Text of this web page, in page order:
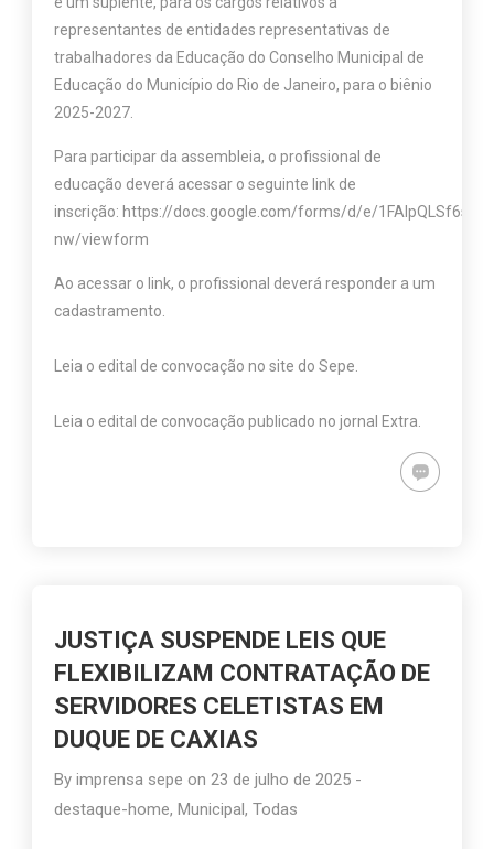
representantes de entidades representativas de
trabalhadores da Educação do Conselho Municipal de
Educação do Município do Rio de Janeiro, para o biênio
2025-2027.
Para participar da assembleia, o profissional de
educação deverá acessar o seguinte link de
inscrição: https://docs.google.com/forms/d/e/
nw/viewform
Ao acessar o link, o profissional deverá responder a um
cadastramento.
Leia o edital de convocação no site do Sepe.
Leia o edital de convocação publicado no jornal Extra.
JUSTIÇA SUSPENDE LEIS QUE
FLEXIBILIZAM CONTRATAÇÃO DE
SERVIDORES CELETISTAS EM
DUQUE DE CAXIAS
Byimprensa sepe on23 de julho de 2025 -
destaque-home,Municipal,Todas